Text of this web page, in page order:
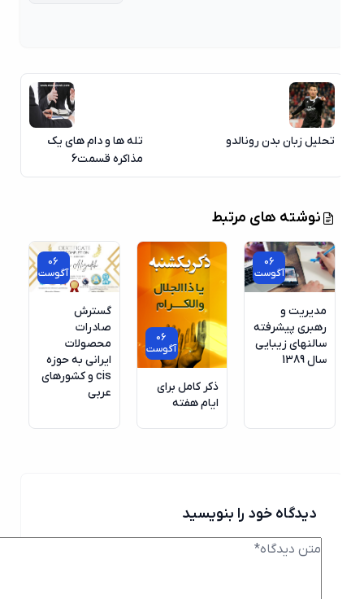
تحلیل زبان بدن رونالدو
تله ها و دام های یک
مذاکره قسمت6
نوشته های مرتبط
06
آگوست
مدیریت و
رهبری پیشرفته
سالنهای زیبایی
06
آگوست
ذکر کامل برای
ایام هفته
06
آگوست
گسترش
صادرات
محصولات
ایرانی به حوزه
cis و کشورهای
دیدگاه خود را بنویسید